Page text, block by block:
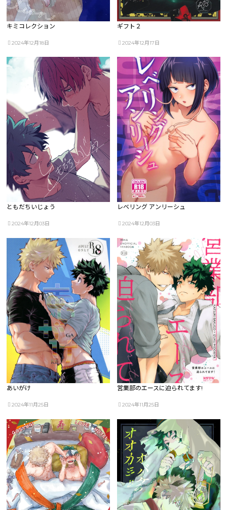
キミコレクション
2024年12月18日
ギフト２
2024年12月17日
ともだちいじょう
2024年12月03日
レベリング アンリーシュ
2024年12月03日
あいがけ
2024年11月25日
営業部のエースに迫られてます!
2024年11月25日